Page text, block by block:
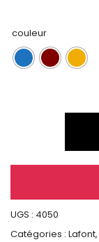
couleur
Catégories : Lafont,
UGS : 4050